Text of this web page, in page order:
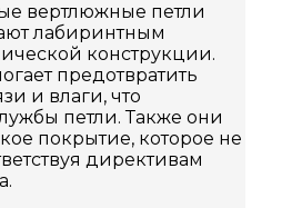
вертлюжные петли
лабиринтным
конструкции.
предотвратить
и влаги, что
петли. Также они
покрытие, которое не
директивам